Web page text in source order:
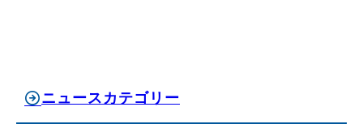
ニュースカテゴリー